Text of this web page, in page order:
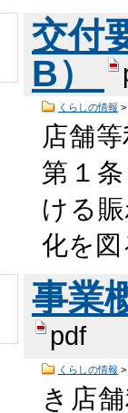
交付
B）
くらしの情報 >
店舗
第１
ける
化を
事業
pdf
くらしの情報 >
き店